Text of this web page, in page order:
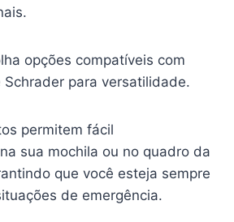
opções compatíveis com
Schrader para versatilidade.
permitem fácil
sua mochila ou no quadro da
que você esteja sempre
de emergência.